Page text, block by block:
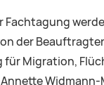
Fachtagung
der
für Migration,
Widmann-